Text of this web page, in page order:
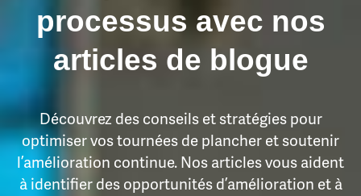
processus avec nos
articles de blogue
Découvrez des conseils et stratégies pour
optimiser vos tournées de plancher et soutenir
l’amélioration continue. Nos articles vous aident
à identifier des opportunités d’amélioration et à